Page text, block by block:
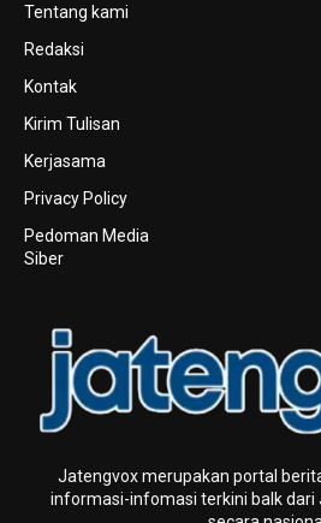
Tentang kami
Redaksi
Kontak
Kirim Tulisan
Kerjasama
Privacy Policy
Pedoman Media
Siber
Jatengvox merupakan portal
informasi-infomasi terkini baIk dari